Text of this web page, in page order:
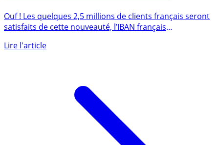
un terme aux déboires des IBAN allemands
Ouf ! Les quelques 2,5 millions de clients français seront
satisfaits de cette nouveauté, l’IBAN français